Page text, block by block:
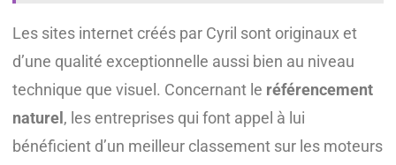
Les sites internet créés par Cyril sont originaux et
d’une qualité exceptionnelle aussi bien au niveau
technique que visuel. Concernant le référencement
naturel , les entreprises qui font appel à lui
bénéficient d’un meilleur classement sur les moteurs